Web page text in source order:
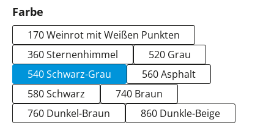
Farbe
170 Weinrot mit Weißen Punkten
360 Sternenhimmel
520 Grau
540 Schwarz-Grau
560 Asphalt
580 Schwarz
740 Braun
760 Dunkel-Braun
860 Dunkle-Beige